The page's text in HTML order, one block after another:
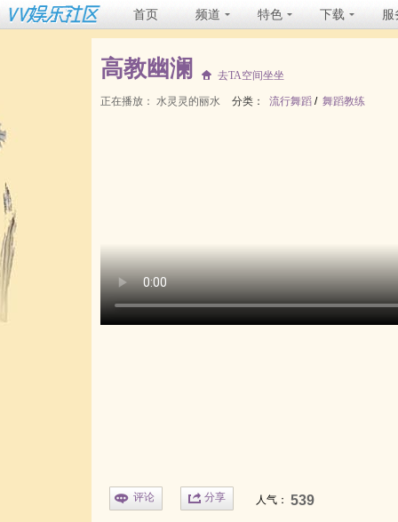
首页 频道 特色 下载 服
高教幽澜 去TA空间坐坐
正在播放： 水灵灵的丽水 分类： 流行舞蹈 / 舞蹈教练
评论 分享 人气： 539